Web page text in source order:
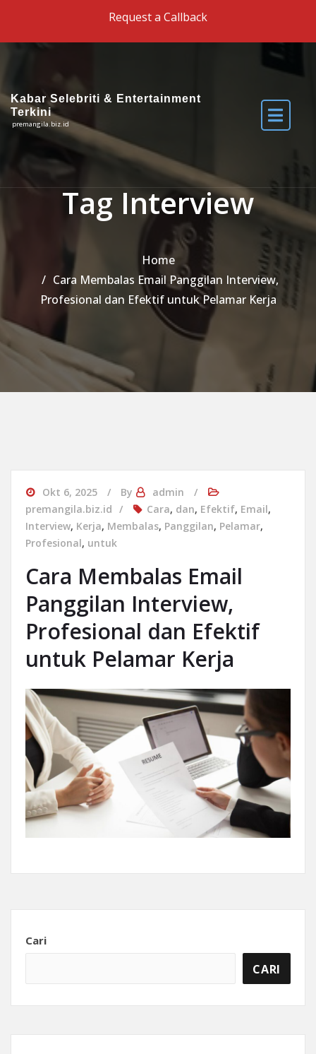
Request a Callback
Kabar Selebriti & Entertainment
Terkini
premangila.biz.id
Tag Interview
Home
Cara Membalas Email Panggilan Interview,
Profesional dan Efektif untuk Pelamar Kerja
Okt 6, 2025 By
admin
premangila.biz.id
Cara, dan, Efektif, Email,
Interview, Kerja, Membalas, Panggilan, Pelamar,
Profesional, untuk
Cara Membalas Email
Panggilan Interview,
Profesional dan Efektif
untuk Pelamar Kerja
Cari
CARI